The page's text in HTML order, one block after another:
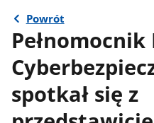
Powrót
Pełnomocnik
spotkał się z